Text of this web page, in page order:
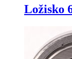
Ložisko